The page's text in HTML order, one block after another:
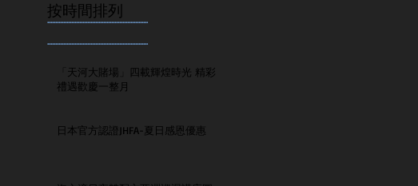
按時間排列
...............................................................
...............................................................
「天河大賭場」四載輝煌時光 精彩
禮遇歡慶一整月
日本官方認證JHFA-夏日感恩優惠